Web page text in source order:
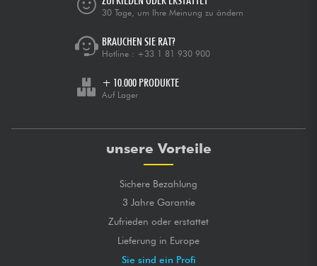
30 Tage, um Ihre Meinung zu ändern
BRAUCHEN SIE RAT?
Hotline : +33 1 81 930 900
+ 10.000 PRODUKTE
Auf Lager
unsere Vorteile
Sichere Bezahlung
3 Jahre Garantie
Zufrieden oder erstattet
Lieferung in Europe
Sie sind ein Profi